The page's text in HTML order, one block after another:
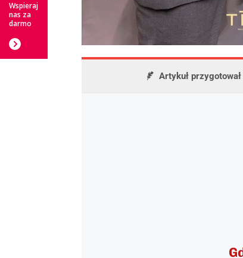
Artykuł przygotował
Wspieraj
nas za
darmo